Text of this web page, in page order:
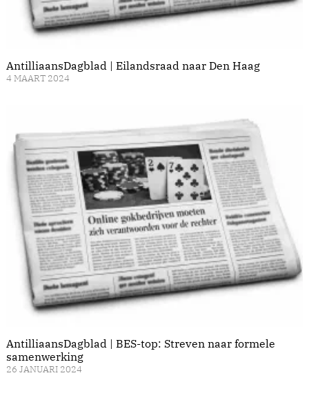
AntilliaansDagblad | Eilandsraad naar Den Haag
4 MAART 2024
AntilliaansDagblad | BES-top: Streven naar formele
samenwerking
26 JANUARI 2024